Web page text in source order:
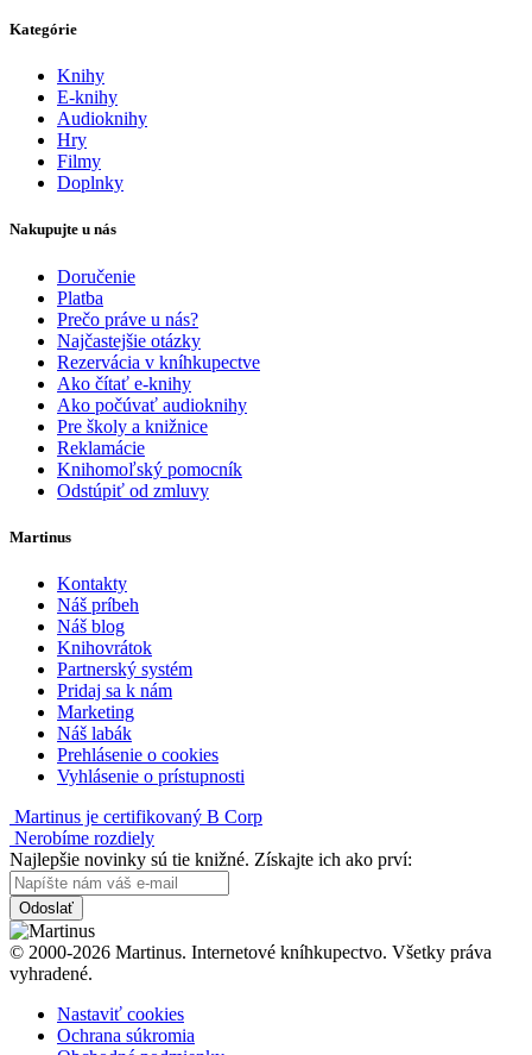
Kategórie
Knihy
E-knihy
Audioknihy
Hry
Filmy
Doplnky
Nakupujte u nás
Doručenie
Platba
Prečo práve u nás?
Najčastejšie otázky
Rezervácia v kníhkupectve
Ako čítať e-knihy
Ako počúvať audioknihy
Pre školy a knižnice
Reklamácie
Knihomoľský pomocník
Odstúpiť od zmluvy
Martinus
Kontakty
Náš príbeh
Náš blog
Knihovrátok
Partnerský systém
Pridaj sa k nám
Marketing
Náš labák
Prehlásenie o cookies
Vyhlásenie o prístupnosti
Martinus je certifikovaný B Corp
Nerobíme rozdiely
Najlepšie novinky sú tie knižné. Získajte ich ako prví:
Odoslať
© 2000-2026 Martinus. Internetové kníhkupectvo. Všetky práva
vyhradené.
Nastaviť cookies
Ochrana súkromia